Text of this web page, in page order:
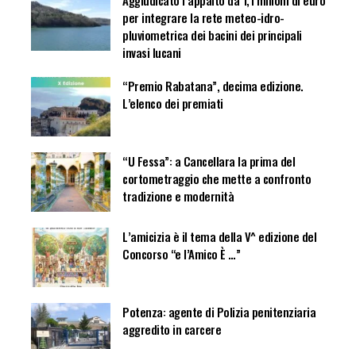
per integrare la rete meteo-idro-
pluviometrica dei bacini dei principali
invasi lucani
“Premio Rabatana”, decima edizione.
L’elenco dei premiati
“U Fessa”: a Cancellara la prima del
cortometraggio che mette a confronto
tradizione e modernità
L’amicizia è il tema della V^ edizione del
Concorso “e l’Amico È …”
Potenza: agente di Polizia penitenziaria
aggredito in carcere